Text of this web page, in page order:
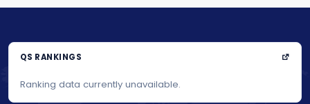
QS RANKINGS
Ranking data currently unavailable.